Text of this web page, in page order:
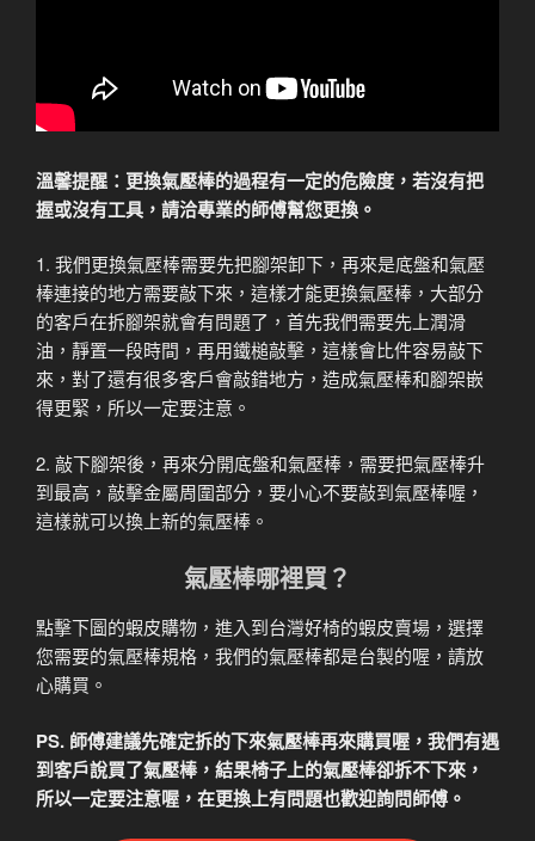
溫馨提醒：更換氣壓棒的過程有一定的危險度，若沒有把
握或沒有工具，請洽專業的師傅幫您更換。
1. 我們更換氣壓棒需要先把腳架卸下，再來是底盤和氣壓
棒連接的地方需要敲下來，這樣才能更換氣壓棒，大部分
的客戶在拆腳架就會有問題了，首先我們需要先上潤滑
油，靜置一段時間，再用鐵槌敲擊，這樣會比件容易敲下
來，對了還有很多客戶會敲錯地方，造成氣壓棒和腳架嵌
得更緊，所以一定要注意。
2. 敲下腳架後，再來分開底盤和氣壓棒，需要把氣壓棒升
到最高，敲擊金屬周圍部分，要小心不要敲到氣壓棒喔，
這樣就可以換上新的氣壓棒。
氣壓棒哪裡買？
點擊下圖的蝦皮購物，進入到台灣好椅的蝦皮賣場，選擇
您需要的氣壓棒規格，我們的氣壓棒都是台製的喔，請放
心購買。
PS. 師傅建議先確定拆的下來氣壓棒再來購買喔，我們有遇
到客戶說買了氣壓棒，結果椅子上的氣壓棒卻拆不下來，
所以一定要注意喔，在更換上有問題也歡迎詢問師傅。